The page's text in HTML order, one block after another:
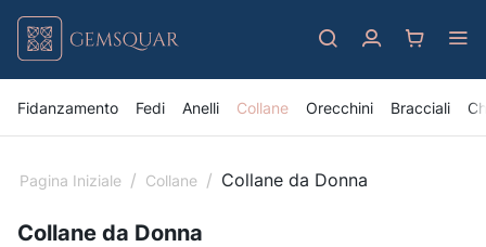
Fidanzamento Fedi Anelli Collane Orecchini Bracciali
Pagina Iniziale / Collane / Collane da Donna
Collane da Donna